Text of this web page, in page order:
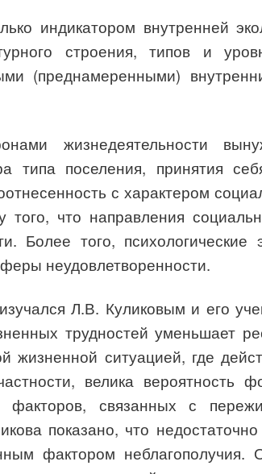
индикатором внутренней
строения, типов и
(преднамеренными)
жизнедеятельности
типа поселения, принятия
с характером
что направления
Более того,
неудовлетворенности.
Л.В. Куликовым и его
трудностей уменьшает
ситуацией, где
велика вероятность
связанных с
показано, что
фактором неблагополучия.